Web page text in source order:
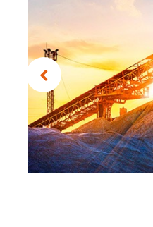
de transporte en